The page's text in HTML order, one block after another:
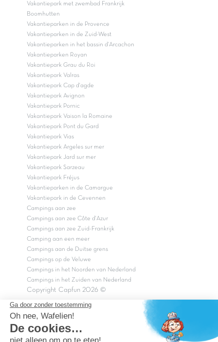
Vakantiepark met zwembad Frankrijk
Boomhutten
Vakantieparken in de Provence
Vakantieparken in de Zuid-West
Vakantieparken in het bassin d'Arcachon
Vakantieparken Royan
Vakantiepark Grau du Roi
Vakantiepark Valras
Vakantiepark Cap d'agde
Vakantiepark Avignon
Vakantiepark Pornic
Vakantiepark Vaison la Romaine
Vakantiepark Pont du Gard
Vakantiepark Vias
Vakantiepark Argeles sur mer
Vakantiepark Jard sur mer
Vakantiepark Sarzeau
Vakantiepark Fréjus
Vakantieparken in de Camargue
Vakantiepark in de Cevennen
Campings aan zee
Campings aan zee Côte d'Azur
Campings aan zee Zuid-Frankrijk
Camping aan een meer
Campings aan de Duitse grens
Campings op de Veluwe
Campings in het Noorden van Nederland
Campings in het Zuiden van Nederland
Copyright Capfun 2026 ©
Veelgestelde vragen
Dutchbox Vakantiepark